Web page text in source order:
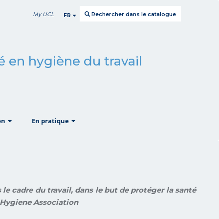
My UCL FR Rechercher dans le catalogue
en hygiène du travail
En pratique
cadre du travail, dans le but de protéger la santé
Association